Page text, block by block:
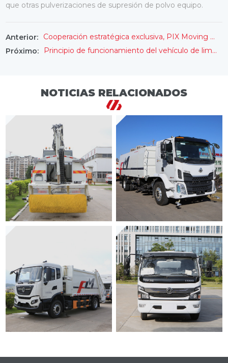
que otras pulverizaciones de supresión de polvo equipo.
Anterior:
Cooperación estratégica exclusiva, PIX Moving y Fulongma Group construyen conjuntamente 【Urban Robot】
Próximo:
Principio de funcionamiento del vehículo de limpieza de paredes de túneles FULONGMA y características de rendimiento del producto
NOTICIAS RELACIONADOS